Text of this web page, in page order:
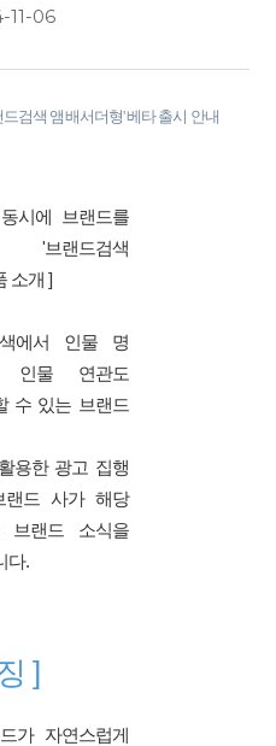
11-06
시에 브랜드를
'브랜드검색
소개 ]
에서 인물 명
인물 연관도
수 있는 브랜드
용한 광고 집행
랜드 사가 해당
브랜드 소식을
다.
]
가 자연스럽게